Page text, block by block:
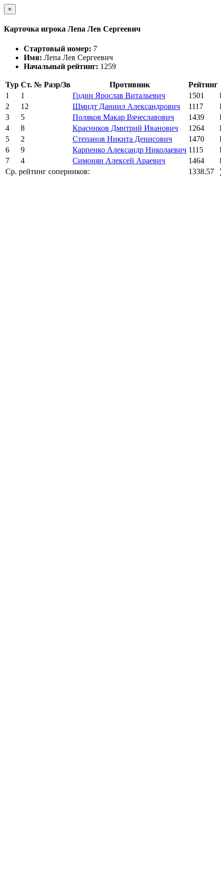
×
Карточка игрока Лепа Лев Сергеевич
Стартовый номер: 7
Имя: Лепа Лев Сергеевич
Начальный рейтинг: 1259
Тур Ст. № Разр/Зв Противник
Рейтинг
1
1 Годин Ярослав Витальевич 1501
2
12 Шмидт Даниил Александрович 1117
3
5 Поляков Макар Вячеславович 1439
4
8 Красников Дмитрий Иванович 1264
5
2 Степанов Никита Денисович 1470
6
9 Карпенко Александр Николаевич 1115
7
4 Симонян Алексей Араевич 1464
Ср. рейтинг соперников:
1338.57